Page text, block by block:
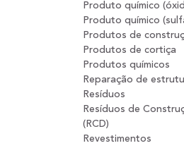
Produto químico
Produto químico
Produtos de
Produtos de cortiça
Produtos químicos
Reparação de
Resíduos
Resíduos de
(RCD)
Revestimentos